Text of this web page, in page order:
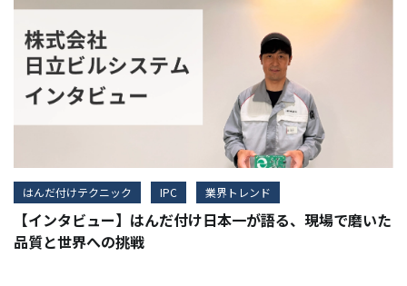
はんだ付けテクニック IPC 業界トレンド
【インタビュー】はんだ付け日本一が語る、現場で磨いた
品質と世界への挑戦